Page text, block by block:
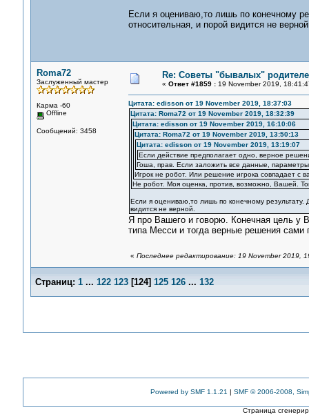
Если я оцениваю,то лишь по конечному
относительная, и порой видится не
Roma72
Заслуженный мастер
Карма -60
Offline
Сообщений: 3458
Re: Советы "бывалых"
« Ответ #1859 :19 November 2019,
Цитата: edisson от 19 November 2019, 18:37:03
Цитата: Roma72 от 19 November 2019, 18:32:39
Цитата: edisson от 19 November 2019, 16:10:06
Цитата: Roma72 от 19 November 2019, 13:50:13
Цитата: edisson от 19 November 2019, 13:19:07
Если действие предполагает одно, верное
Гоша, прав. Если заложить все данные,
Игрок не робот. Или решение игрока совпадает
Не робот. Моя оценка, против, возможно, Вашей.
Если я оцениваю,то лишь по конечному
видится не верной.
Я про Вашего и говорю. Конечная цель у
типа Месси и тогда верные решения сами
« Последнее редактирование: 19 November 2019,
Страниц: 1 ... 122 123[124] 125 126 ... 132
Powered by SMF 1.1.21 | SMF © 2006-2008,
Страница